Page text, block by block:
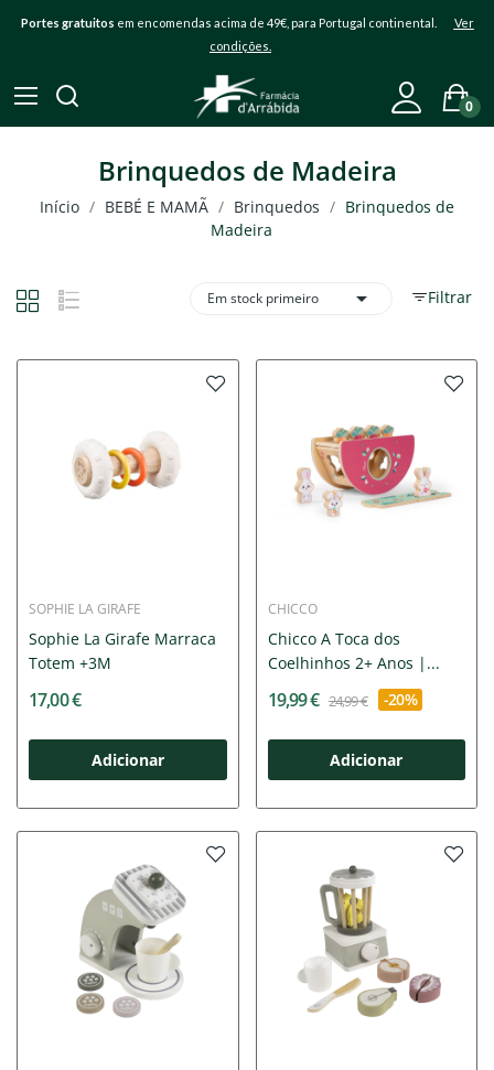
Portes gratuitos em encomendas acima de 49€, para Portugal continental. Ver
condições.
0
Brinquedos de Madeira
Início BEBÉ E MAMÃ Brinquedos
Brinquedos de
Madeira
Filtrar
Em stock primeiro 
SOPHIE LA GIRAFE
Sophie La Girafe Marraca
Totem +3M
17,00 €
Adicionar
CHICCO
Chicco A Toca dos
Coelhinhos 2+ Anos |...
19,99 € 24,99 € -20%
Adicionar